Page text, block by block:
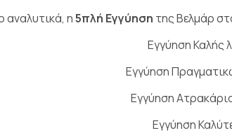
αναλυτικά, η5πλή Εγγύηση της Βελμάρ
Εγγύηση Καλής
Εγγύηση
Εγγύηση
Εγγύηση